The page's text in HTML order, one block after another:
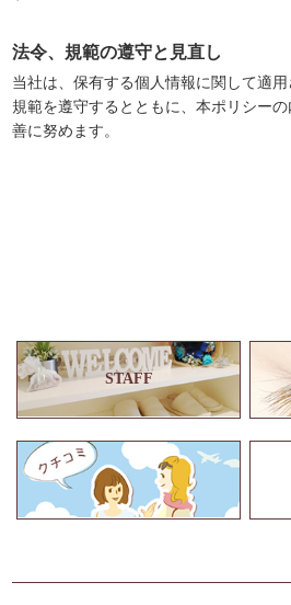
法令、規範の遵守と見直し
当社は、保有する個人情報に関して適
規範を遵守するとともに、本ポリシー
善に努めます。
STAFF